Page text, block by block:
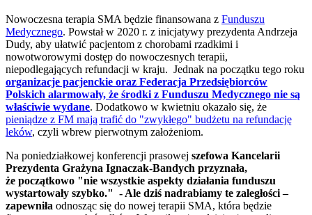
Nowoczesna terapia SMA będzie finansowana z Funduszu
Medycznego. Powstał w 2020 r. z inicjatywy prezydenta Andrzeja
Dudy, aby ułatwić pacjentom z chorobami rzadkimi i
nowotworowymi dostęp do nowoczesnych terapii,
niepodlegających refundacji w kraju. Jednak na początku tego roku
organizacje pacjenckie oraz Federacja Przedsiębiorców
Polskich alarmowały, że środki z Funduszu Medycznego nie są
właściwie wydane. Dodatkowo w kwietniu okazało się, że
pieniądze z FM mają trafić do "zwykłego" budżetu na refundację
leków, czyli wbrew pierwotnym założeniom.
Na poniedziałkowej konferencji prasowej szefowa Kancelarii
Prezydenta Grażyna Ignaczak-Bandych przyznała,
że początkowo "nie wszystkie aspekty działania funduszu
wystartowały szybko." - Ale dziś nadrabiamy te zaległości –
zapewniła odnosząc się do nowej terapii SMA, która będzie